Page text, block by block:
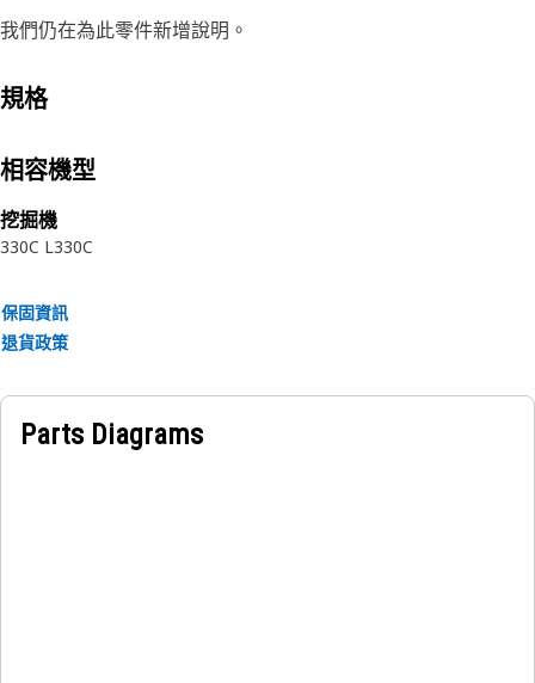
我們仍在為此零件新增說明。
規格
相容機型
挖掘機
330C L330C
保固資訊
退貨政策
Parts Diagrams